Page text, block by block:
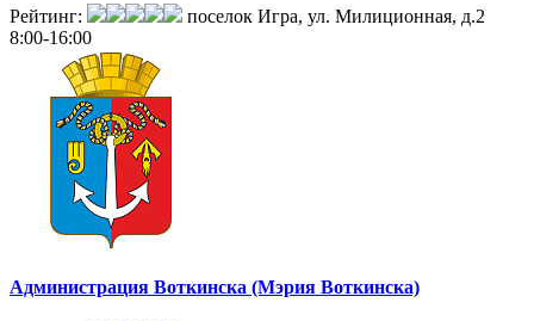
Рейтинг:
поселок Игра, ул. Милиционная, д.2
8:00-16:00
Администрация Воткинска (Мэрия Воткинска)